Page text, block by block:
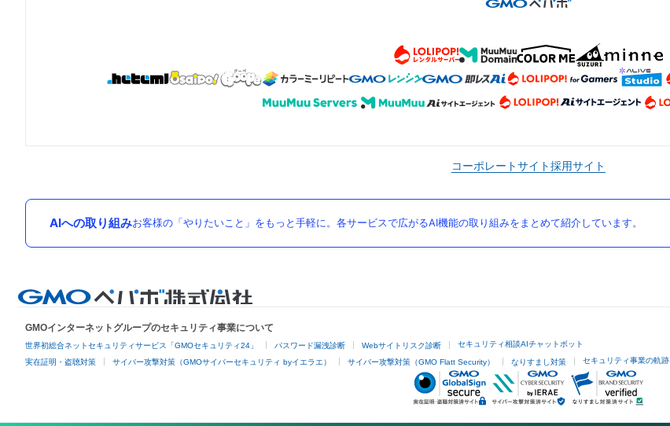
コーポレートサイト採用サイト
AIへの取り組みお客様の「やりたいこと」をもっと手軽に。各サービスで広がるAI機能の取り組みをまとめて紹介しています。
GMOインターネットグループのセキュリティ事業について
世界初総合ネットセキュリティサービス「GMOセキュリティ24」 パスワード漏洩診断 Webサイトリスク診断 セキュリティ相談AIチャットボット
実在証明・盗聴対策 サイバー攻撃対策（GMOサイバーセキュリティ byイエラエ） サイバー攻撃対策（GMO Flatt Security） なりすまし対策 セキュリティ事業の軌跡